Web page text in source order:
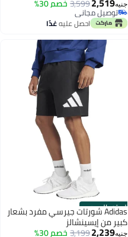
جنيه 3,599خصم 30%
توصيل مجاني
توصيل مجانياحصل عليهغدًا
الستور الرسميAdidas شورتات جيرسي مفرد بشعار
كبير من إيسينشالز
جنيه2,239
3,199خصم 30% أقل سعر في 7 يوم